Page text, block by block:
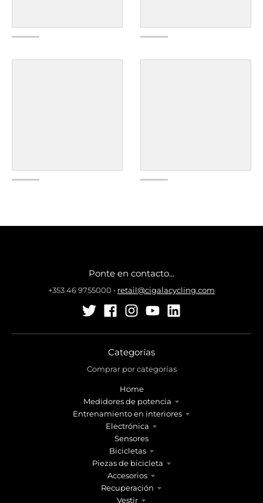
Ponte en contacto...
+353 46 9755000 • retail@cigalacycling.com
Categorías
Comprar por categorías
Home
Medidores de potencia
Entrenamiento en interiores
Electrónica
Sensores
Bicicletas
Piezas de bicicleta
Accesorios
Recuperación
Vestir